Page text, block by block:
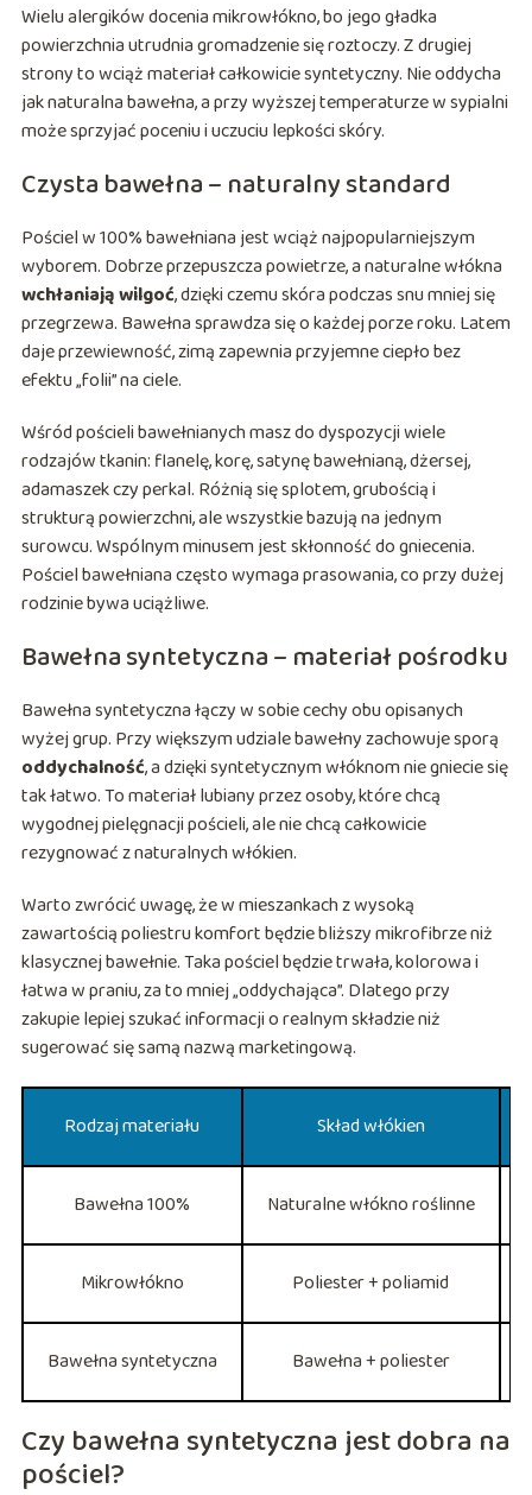
Wielu alergików docenia mikrowłókno, bo jego gładka
powierzchnia utrudnia gromadzenie się roztoczy. Z drugiej
strony to wciąż materiał całkowicie syntetyczny. Nie oddycha
jak naturalna bawełna, a przy wyższej temperaturze w sypialni
może sprzyjać poceniu i uczuciu lepkości skóry.
Czysta bawełna – naturalny standard
Pościel w 100% bawełniana jest wciąż najpopularniejszym
wyborem. Dobrze przepuszcza powietrze, a naturalne włókna
wchłaniają wilgoć, dzięki czemu skóra podczas snu mniej się
przegrzewa. Bawełna sprawdza się o każdej porze roku. Latem
daje przewiewność, zimą zapewnia przyjemne ciepło bez
efektu „folii” na ciele.
Wśród pościeli bawełnianych masz do dyspozycji wiele
rodzajów tkanin: flanelę, korę, satynę bawełnianą, dżersej,
adamaszek czy perkal. Różnią się splotem, grubością i
strukturą powierzchni, ale wszystkie bazują na jednym
surowcu. Wspólnym minusem jest skłonność do gniecenia.
Pościel bawełniana często wymaga prasowania, co przy dużej
rodzinie bywa uciążliwe.
Bawełna syntetyczna – materiał pośrodku
Bawełna syntetyczna łączy w sobie cechy obu opisanych
wyżej grup. Przy większym udziale bawełny zachowuje sporą
oddychalność, a dzięki syntetycznym włóknom nie gniecie się
tak łatwo. To materiał lubiany przez osoby, które chcą
wygodnej pielęgnacji pościeli, ale nie chcą całkowicie
rezygnować z naturalnych włókien.
Warto zwrócić uwagę, że w mieszankach z wysoką
zawartością poliestru komfort będzie bliższy mikrofibrze niż
klasycznej bawełnie. Taka pościel będzie trwała, kolorowa i
łatwa w praniu, za to mniej „oddychająca”. Dlatego przy
zakupie lepiej szukać informacji o realnym składzie niż
sugerować się samą nazwą marketingową.
Rodzaj materiału Skład włókien
Bawełna 100% Naturalne włókno roślinne
Mikrowłókno Poliester + poliamid
Bawełna syntetyczna Bawełna + poliester
Czy bawełna syntetyczna jest dobra na
pościel?